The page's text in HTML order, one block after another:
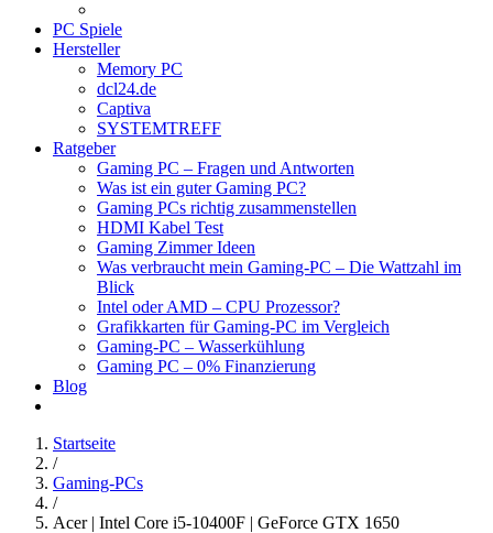
PC Spiele
Hersteller
Memory PC
dcl24.de
Captiva
SYSTEMTREFF
Ratgeber
Gaming PC – Fragen und Antworten
Was ist ein guter Gaming PC?
Gaming PCs richtig zusammenstellen
HDMI Kabel Test
Gaming Zimmer Ideen
Was verbraucht mein Gaming-PC – Die Wattzahl im
Blick
Intel oder AMD – CPU Prozessor?
Grafikkarten für Gaming-PC im Vergleich
Gaming-PC – Wasserkühlung
Gaming PC – 0% Finanzierung
Blog
Startseite
/
Gaming-PCs
/
Acer | Intel Core i5-10400F | GeForce GTX 1650